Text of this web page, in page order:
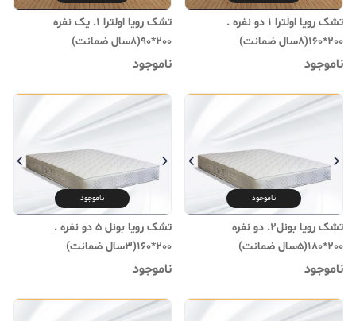
تشک رویا اولترا 1 دو نفره .
200*160(۸سال ضمانت)
ناموجود
تشک رویا اولترا 1. یک نفره
200*90(۸سال ضمانت)
ناموجود
ناموجود
تشک رویا بونل2. دو نفره
200*180(۵سال ضمانت)
ناموجود
ناموجود
تشک رویا بونل 5 دو نفره .
200*160(۳سال ضمانت)
ناموجود